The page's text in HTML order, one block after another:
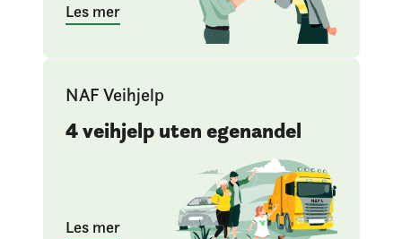
Les mer
NAF Veihjelp
4 veihjelp uten egenandel
Les mer